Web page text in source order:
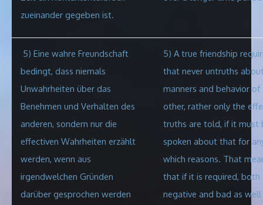
zueinander gegeben ist.
5) Eine wahre Freundschaft
bedingt, dass niemals
Unwahrheiten über das
Benehmen und Verhalten des
anderen, sondern nur die
effectiven Wahrheiten erzählt
werden, wenn aus
irgendwelchen Gründen
darüber gesprochen werden
5) A true friendship
that never untruths
manners and behavior of
other, rather only the
truths are told, if it must
spoken about that for
which reasons. That
that if it is required, both
negative and bad as well